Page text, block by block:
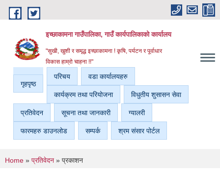
Skip to main content
इच्छाकामना गाउँपालिका, गाउँ कार्यपालिकाको कार्यालय
"सुखी, खुशी र समृद्ध इच्छाकामना ! कृषि, पर्यटन र पूर्वाधार
विकास हाम्रो चाहना !!"
गृहपृष्ठ
परिचय वडा कार्यालयहरु
कार्यक्रम तथा परियोजना विधुतीय शुसासन सेवा
प्रतिवेदन सूचना तथा जानकारी ग्यालरी
फारमहरु डाउनलोड सम्पर्क श्रम संसार पोर्टल
You are here
Home » प्रतिवेदन » प्रकाशन